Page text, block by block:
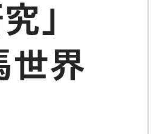
」
世界